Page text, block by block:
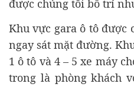
được chúng tôi bố trí
Khu vực gara ô tô
ngay sát mặt đường.
1 ô tô và 4 – 5 xe máy
trong là phòng khách